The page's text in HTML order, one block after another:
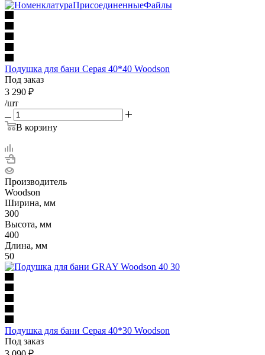
Подушка для бани Серая 40*40 Woodson
Под заказ
3 290 ₽
/шт
В корзину
Производитель
Woodson
Ширина, мм
300
Высота, мм
400
Длина, мм
50
Подушка для бани Серая 40*30 Woodson
Под заказ